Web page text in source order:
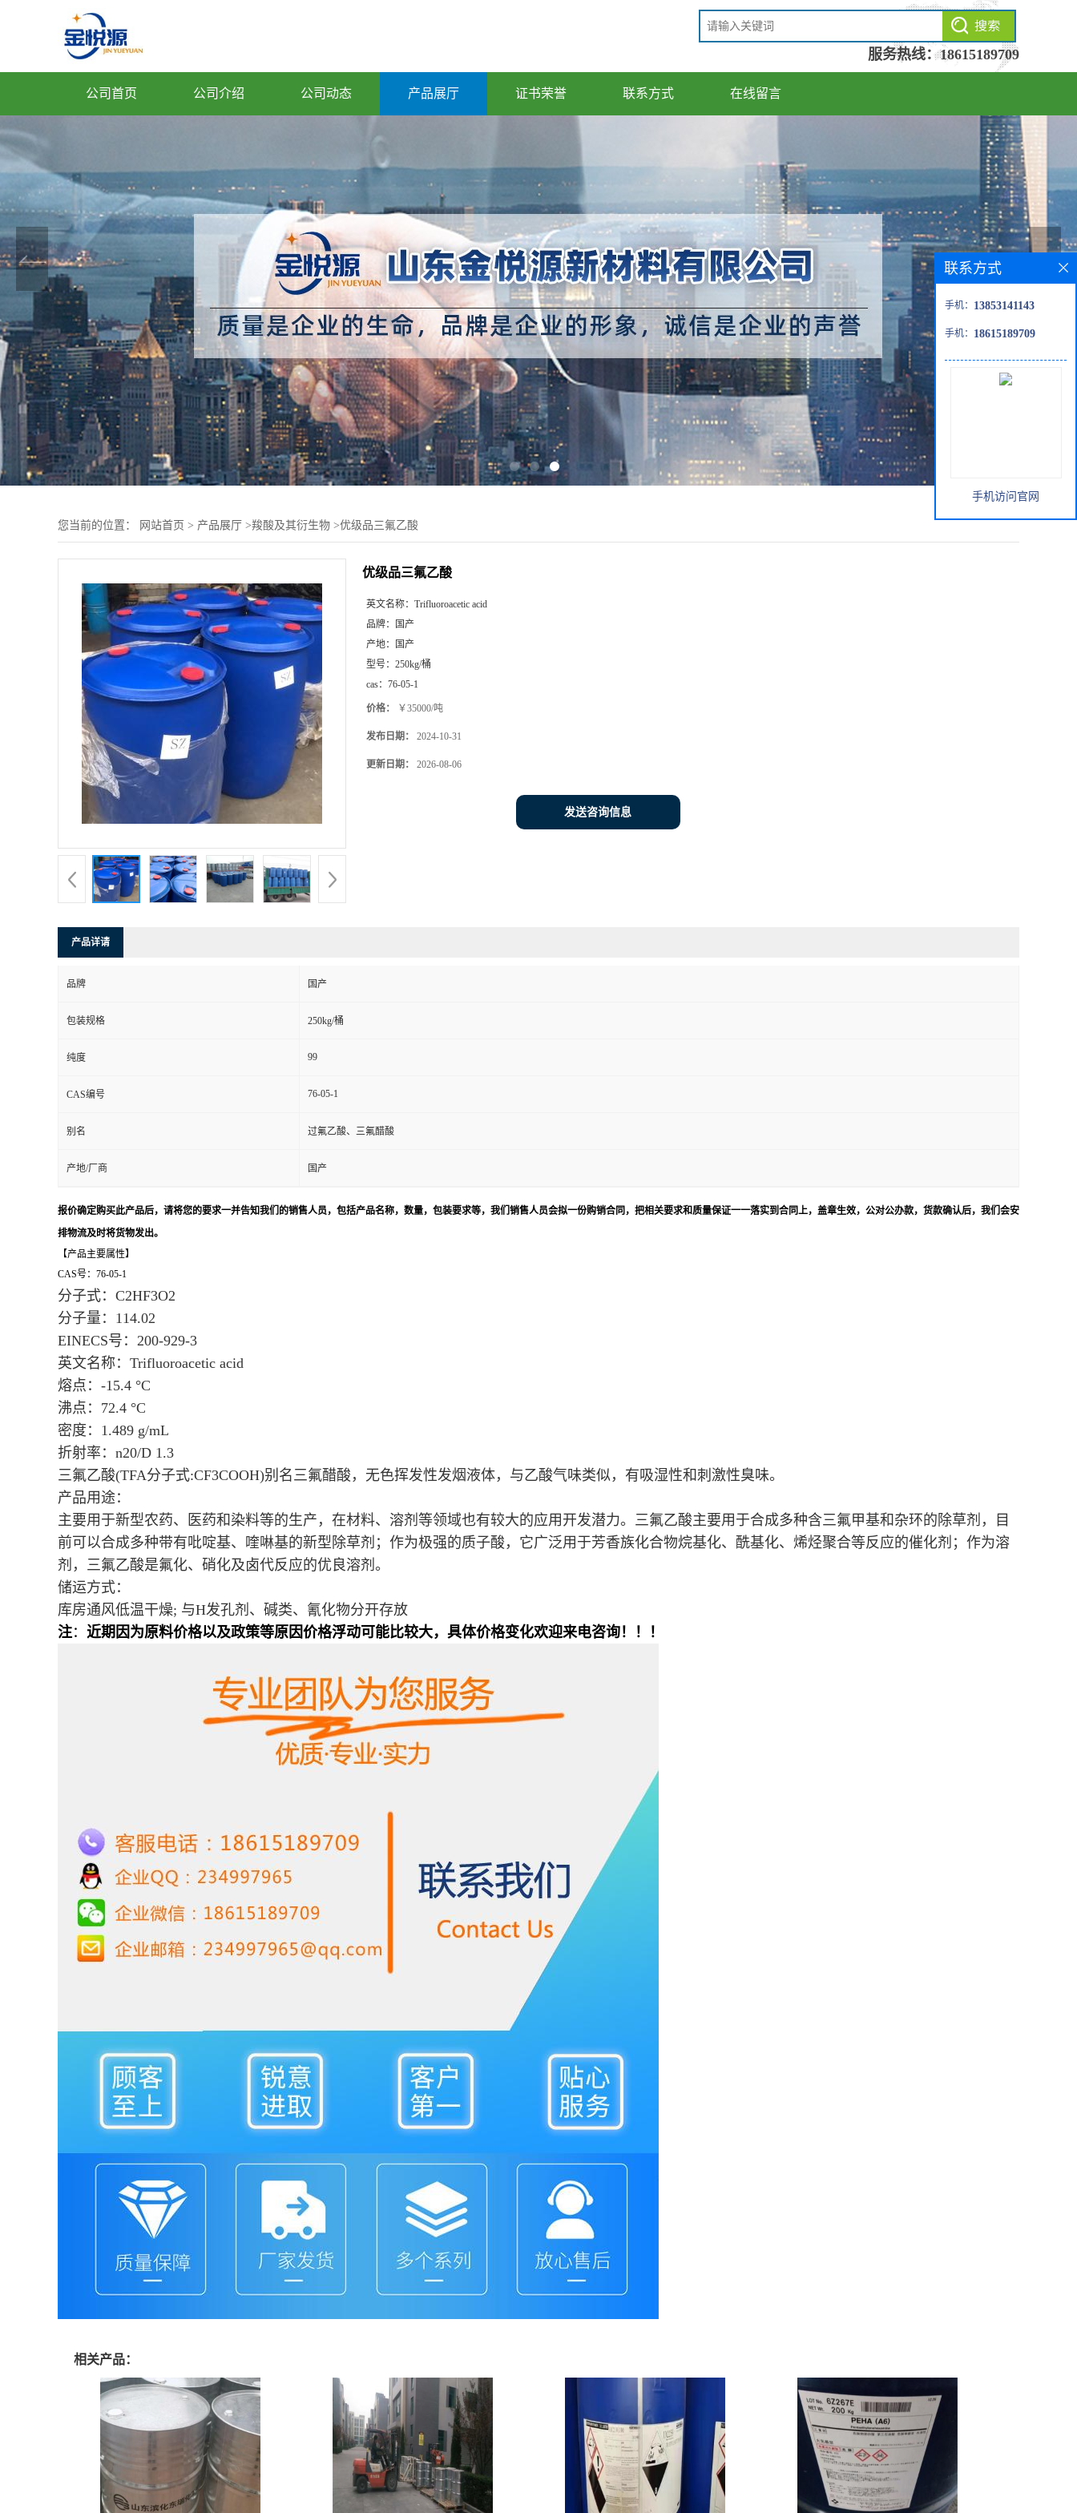
服务热线：18615189709
公司首页 公司介绍 公司动态 产品展厅 证书荣誉 联系方式 在线留言
您当前的位置： 网站首页 > 产品展厅 >羧酸及其衍生物 >优级品三氟乙酸
优级品三氟乙酸
英文名称： Trifluoroacetic acid
品牌：
国产
产地：
国产
型号： 250kg/桶
cas： 76-05-1
价格： ￥35000/吨
发布日期： 2024-10-31
更新日期： 2026-08-06
发送咨询信息
产品详请
品牌 国产
包装规格 250kg/桶
纯度 99
CAS编号 76-05-1
别名 过氟乙酸、三氟醋酸
产地/厂商 国产
报价确定购买此产品后，请将您的要求一并告知我们的销售人员，包括产品名称，数量，包装要求等，我们销售人员会拟一份购销合同，把相关要求和质量保证一一落实到合同上，盖章生效，公对公办款，货款确认后，我们会安
排物流及时将货物发出。
【产品主要属性】
CAS号：76-05-1
分子式：C2HF3O2
分子量：114.02
EINECS号：200-929-3
英文名称：Trifluoroacetic acid
熔点： -15.4 °C
沸点： 72.4 °C
密度： 1.489 g/mL
折射率： n20/D 1.3
三氟乙酸(TFA分子式:CF3COOH)别名三氟醋酸，无色挥发性发烟液体，与乙酸气味类似，有吸湿性和刺激性臭味。
产品用途：
主要用于新型农药、医药和染料等的生产，在材料、溶剂等领域也有较大的应用开发潜力。三氟乙酸主要用于合成多种含三氟甲基和杂环的除草剂，目
前可以合成多种带有吡啶基、喹啉基的新型除草剂；作为极强的质子酸，它广泛用于芳香族化合物烷基化、酰基化、烯烃聚合等反应的催化剂；作为溶
剂，三氟乙酸是氟化、硝化及卤代反应的优良溶剂。
储运方式：
库房通风低温干燥; 与H发孔剂、碱类、氰化物分开存放
注： 近期因为原料价格以及政策等原因价格浮动可能比较大，具体价格变化欢迎来电咨询！！！
相关产品：
联系方式
手机： 13853141143
手机： 18615189709
手机访问官网